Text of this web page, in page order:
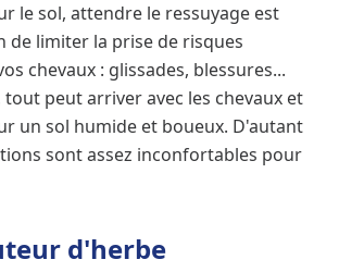
le sol, attendre le ressuyage est
de limiter la prise de risques
chevaux : glissades, blessures...
tout peut arriver avec les chevaux et
un sol humide et boueux. D'autant
sont assez inconfortables pour
d'herbe